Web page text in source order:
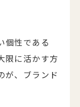
個性である
限に活かす方
、 ブランド